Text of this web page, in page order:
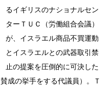
るイギリスのナショナルセン
ターＴＵＣ（労働組合会議）
が、イスラエル商品不買運動
とイスラエルとの武器取引禁
止の提案を圧倒的に可決した
成の挙手をする代議員）。Ｔ